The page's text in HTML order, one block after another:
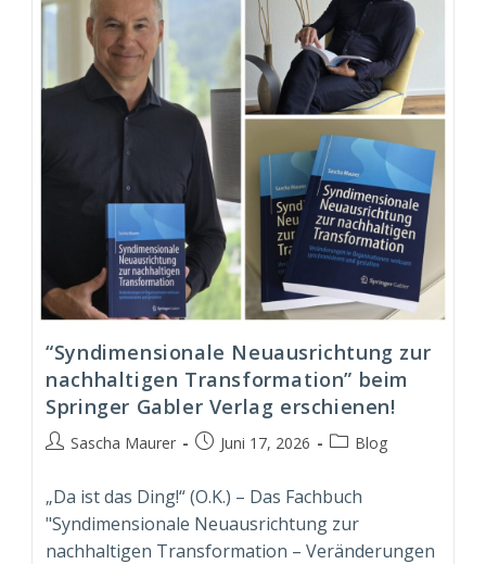
“Syndimensionale Neuausrichtung zur
nachhaltigen Transformation” beim
Springer Gabler Verlag erschienen!
Beitrags-
Sascha Maurer
BeitragJuni 17, 2026
Beitrags-
Blog
„Da ist das Ding!“ (O.K.) – Das Fachbuch
"Syndimensionale Neuausrichtung zur
nachhaltigen Transformation – Veränderungen